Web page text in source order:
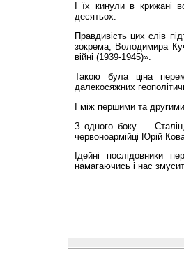
І їх кинули в крижані
десятьох.
Правдивість цих слів
зокрема, Володимира
війні (1939-1945)».
Такою була ціна
далекосяжних
І між першими та
З одного боку —
червоноармійці Юрій
Ідейні послідовники
намагаючись і нас